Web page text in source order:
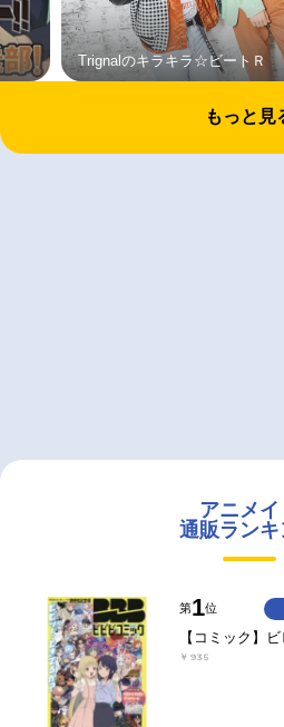
Trignalのキラキラ☆ビートＲ
もっと見
アニメイ
通販ランキ
第1位
【コミック】
￥935